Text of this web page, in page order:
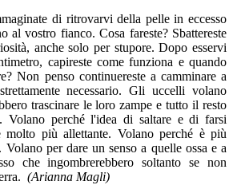
di ritrovarvi della pelle in eccesso
al vostro fianco. Cosa fareste? Sbattereste
anche solo per stupore. Dopo esservi
capireste come funziona e quando
Non penso continuereste a camminare a
necessario. Gli uccelli volano
trascinare le loro zampe e tutto il resto
perché l'idea di saltare e di farsi
molto più allettante. Volano perché è più
per dare un senso a quelle ossa e a
che ingombrerebbero soltanto se non
(Arianna Magli)